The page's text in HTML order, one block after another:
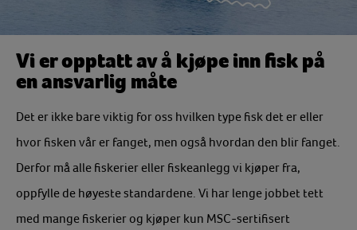
Vi er opptatt av å kjøpe inn fisk på
en ansvarlig måte
Det er ikke bare viktig for oss hvilken type fisk det er eller
hvor fisken vår er fanget, men også hvordan den blir fanget.
Derfor må alle fiskerier eller fiskeanlegg vi kjøper fra,
oppfylle de høyeste standardene. Vi har lenge jobbet tett
med mange fiskerier og kjøper kun MSC-sertifisert